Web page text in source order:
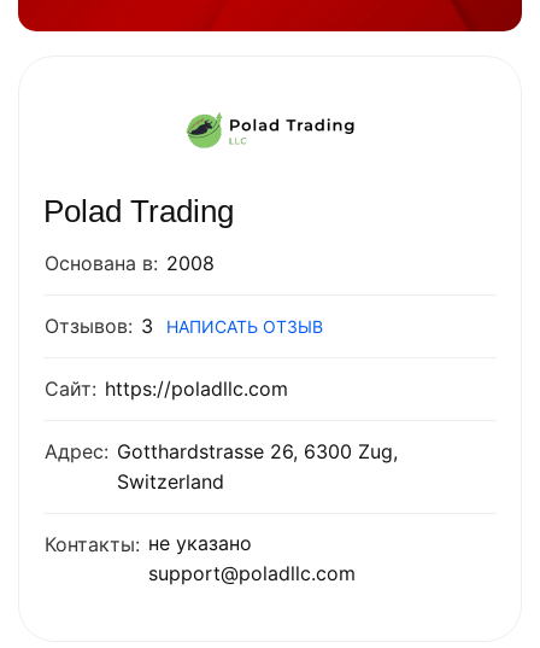
Polad Trading
Основана в: 2008
Отзывов: 3 НАПИСАТЬ ОТЗЫВ
Сайт: https://poladllc.com
Адрес: Gotthardstrasse 26, 6300 Zug,
Switzerland
Контакты: не указано
support@poladllc.com